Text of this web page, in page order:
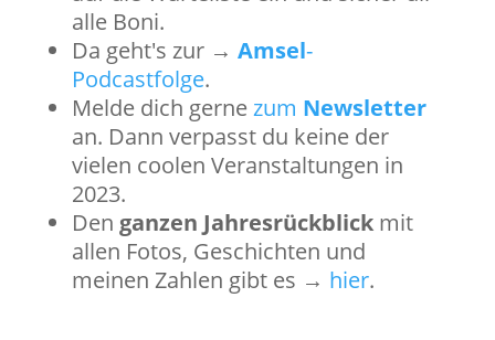
alle Boni.
Da geht's zur → Amsel-
Podcastfolge.
Melde dich gernezum Newsletter
an. Dann verpasst du keine der
vielen coolen Veranstaltungen in
2023.
Den ganzen Jahresrückblick mit
allen Fotos, Geschichten und
meinen Zahlen gibt es → hier.